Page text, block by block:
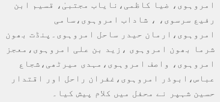
امروہوی، ضیا کاظمی،نایاب مجتبیٰ، قسیم ابن
رفیع سرسوی، ، شاداب امروہوی،سامی
امروہوی،ارمان حیدر ساحل امروہوی۔پنڈت بھون
شرما بھون امروہوی ،زید بن علی امروہوی،معجز
امروہوی، واصف امروہوی،مہدی میرٹھی،شجاع
عباس،ابوذر امروہوی،غفران راحل اور اقتدار
حسین شہپر نے محفل میں کلام پیش کیا۔